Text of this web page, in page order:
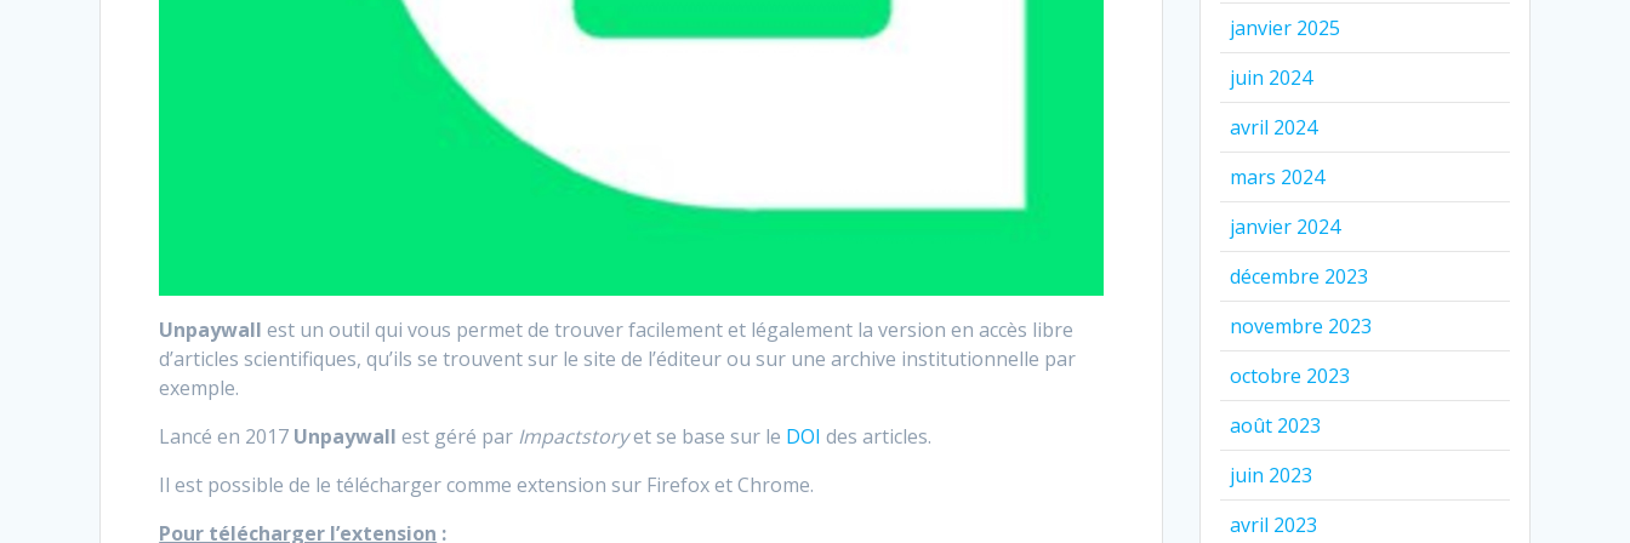
Unpaywall est un outil qui vous permet de trouver facilement et légalement la version en accès libre
d’articles scientifiques, qu’ils se trouvent sur le site de l’éditeur ou sur une archive institutionnelle par
exemple.
Lancé en 2017 Unpaywall est géré par Impactstoryet se base sur le DOI des articles.
Il est possible de le télécharger comme extension sur Firefox et Chrome.
Pour télécharger l’extension :
janvier 2025
juin 2024
avril 2024
mars 2024
janvier 2024
décembre 2023
novembre 2023
octobre 2023
août 2023
juin 2023
avril 2023